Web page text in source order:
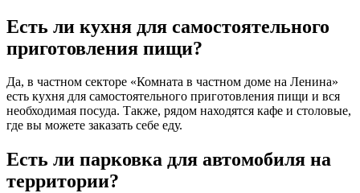
Есть ли кухня для самостоятельного
приготовления пищи?
Да, в частном секторе «Комната в частном доме на Ленина»
есть кухня для самостоятельного приготовления пищи и вся
необходимая посуда. Также, рядом находятся кафе и столовые,
где вы можете заказать себе еду.
Есть ли парковка для автомобиля на
территории?